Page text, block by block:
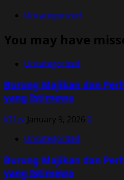
Uncategorized
You may have
Uncategorized
Burung Majikan dan
yang Istimewa
k71zv January 9, 2026 0
Uncategorized
Burung Majikan dan
yang Istimewa